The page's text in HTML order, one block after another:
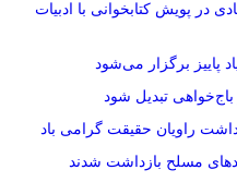
در پویش کتابخوانی با ادبیات
پاییز برگزار می‌شود
باج‌خواهی تبدیل شود